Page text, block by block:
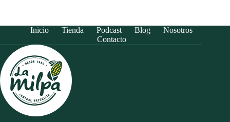
Inicio Tienda Podcast Blog
Nosotros
Contacto